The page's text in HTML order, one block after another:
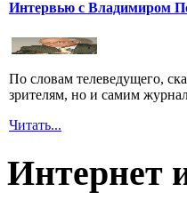
Интервью с Владимиром
По словам телеведущего,
зрителям, но и самим
Читать...
Интернет